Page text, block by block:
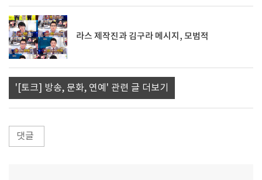
라스 제작진과 김구라 메시지, 모범적
'[토크] 방송, 문화, 연예' 관련 글 더보기
댓글